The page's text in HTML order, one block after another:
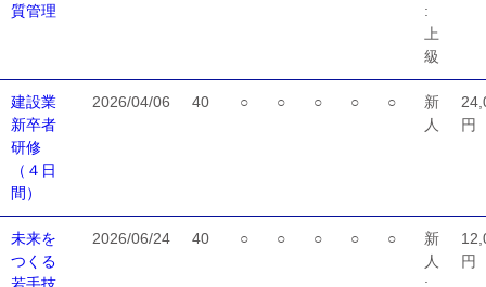
質管理
:
上
級
建設業
新卒者
研修
（４日
間）
2026/04/06 40 ○ ○ ○ ○ ○
新
人
円
未来を
つくる
2026/06/24 40 ○ ○ ○ ○ ○
新
人
円